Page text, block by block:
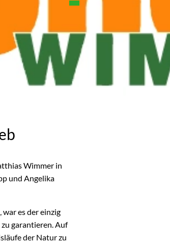
Wimmer in
und Angelika
es der einzig
garantieren. Auf
der Natur zu